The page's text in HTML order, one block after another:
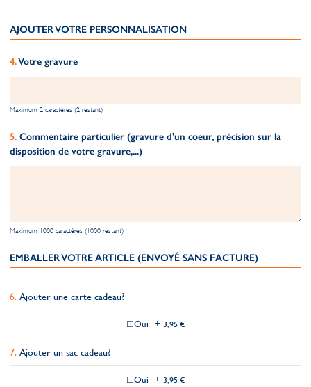
AJOUTER VOTRE PERSONNALISATION
Votre gravure
Maximum 2 caractères (2 restant)
Commentaire particulier (gravure d'un coeur, précision sur la
disposition de votre gravure,...)
Maximum 1000 caractères (1000 restant)
EMBALLER VOTRE ARTICLE (ENVOYÉ SANS FACTURE)
Ajouter une carte cadeau?
Oui + 3,95 €
Ajouter un sac cadeau?
Oui + 3,95 €